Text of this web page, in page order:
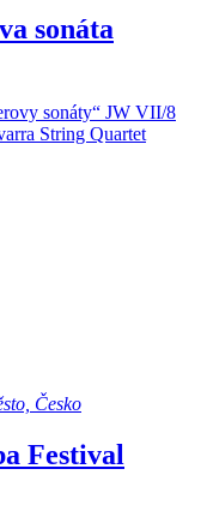
sonáta
sonáty“ JW VII/8
String Quartet
Česko
Festival